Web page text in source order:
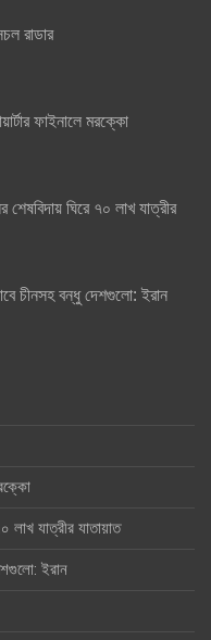
রাডার
ফাইনালে মরক্কো
শেষবিদায় ঘিরে ৭০ লাখ যাত্রীর
চীনসহ বন্ধু দেশগুলো: ইরান
লাখ যাত্রীর যাতায়াত
ইরান